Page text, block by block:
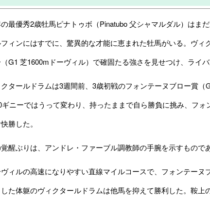
最優秀2歳牡馬ピナトゥボ（Pinatubo 父シャマルダル）はま
ィンにはすでに、驚異的な才能に恵まれた牡馬がいる。ヴ
G1 芝1600mドーヴィル）で確固たる強さを見せつけ、ライバ
タールドラムは3週間前、3歳初戦のフォンテーヌブロー賞
ギニーではうって変わり、持ったままで自ら勝負に挑み、フ
勝した。
醒ぶりは、アンドレ・ファーブル調教師の手腕を示すもので
ィルの高速になりやすい直線マイルコースで、フォンテー
た体躯のヴィクタールドラムは他馬を抑えて勝利した。鞍